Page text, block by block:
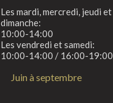
Les mardi, mercredi, jeudi et
dimanche:
10:00-14:00
Les vendredi et samedi:
10:00-14:00 / 16:00-19:00
Juin à septembre